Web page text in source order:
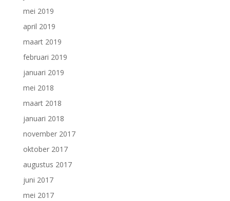
mei 2019
april 2019
maart 2019
februari 2019
januari 2019
mei 2018
maart 2018
januari 2018
november 2017
oktober 2017
augustus 2017
juni 2017
mei 2017